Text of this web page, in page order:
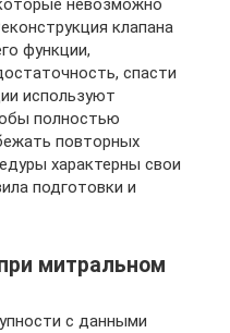
невозможно
клапана
функции,
спасти
используют
полностью
повторных
характерны свои
подготовки и
митральном
с данными